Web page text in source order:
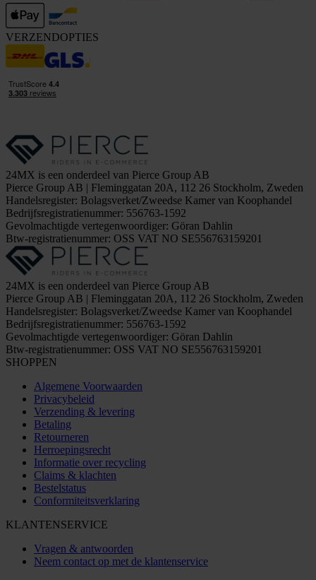
VERZENDOPTIES
24MX is een onderdeel van Pierce Group AB
Pierce Group AB | Fleminggatan 20A, 112 26 Stockholm, Zweden
Handelsregister: Bolagsverket/Zweedse Kamer van Koophandel
Bedrijfsregistratienummer: 556763-1592
Gevolmachtigde vertegenwoordiger: Göran Dahlin
Btw-registratienummer: OSS VAT NO SE556763159201
24MX is een onderdeel van Pierce Group AB
Pierce Group AB | Fleminggatan 20A, 112 26 Stockholm, Zweden
Handelsregister: Bolagsverket/Zweedse Kamer van Koophandel
Bedrijfsregistratienummer: 556763-1592
Gevolmachtigde vertegenwoordiger: Göran Dahlin
Btw-registratienummer: OSS VAT NO SE556763159201
SHOPPEN
Algemene Voorwaarden
Privacybeleid
Verzending & levering
Betaling
Retourneren
Herroepingsrecht
Informatie over recycling
Claims & klachten
Bestelstatus
Conformiteitsverklaring
KLANTENSERVICE
Vragen & antwoorden
Neem contact op met de klantenservice